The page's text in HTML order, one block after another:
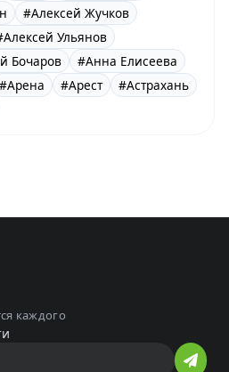
#Алексей Жучков
Ульянов
Бочаров
#Анна Елисеева
#Арена #Арест
#Астрахань
каждого